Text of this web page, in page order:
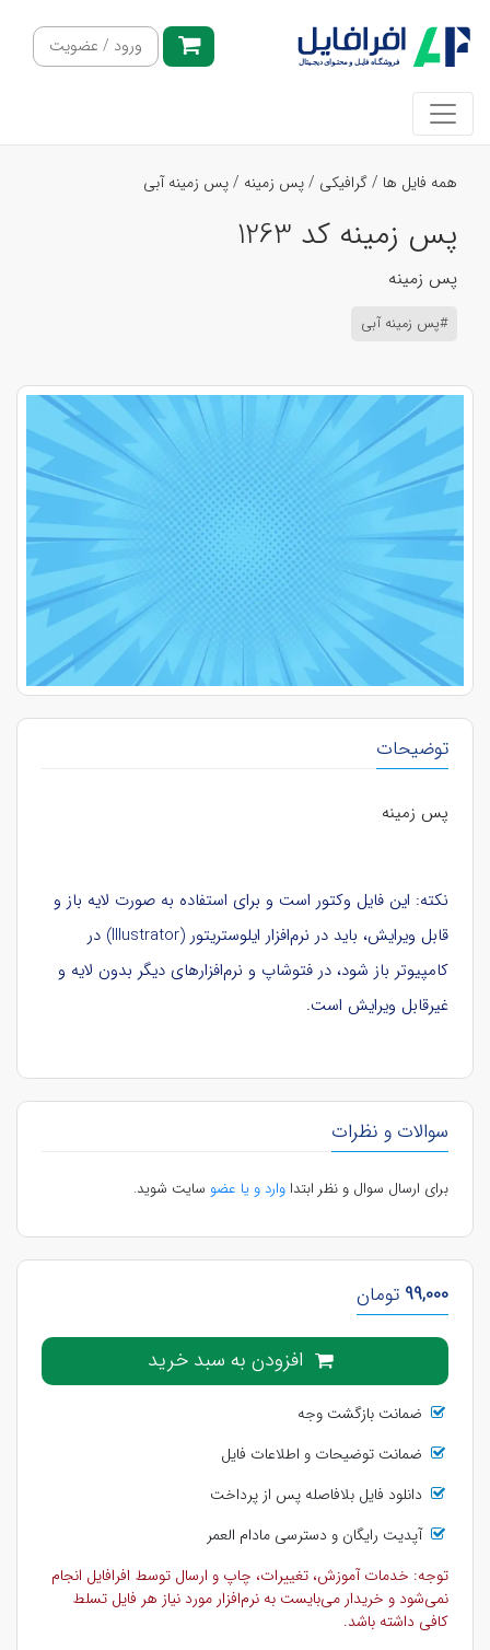
ورود / عضویت
همه فایل ها /گرافیکی /پس زمینه /پس زمینه آبی
پس زمینه کد 1263
پس زمینه
#پس زمینه آبی
توضیحات
پس زمینه
نکته: این فایل وکتور است و برای استفاده به صورت لایه باز و
قابل ویرایش، باید در نرم‌افزار ایلوستریتور (Illustrator) در
کامپیوتر باز شود، در فتوشاپ و نرم‌افزارهای دیگر بدون لایه و
غیرقابل ویرایش است.
سوالات و نظرات
برای ارسال سوال و نظر ابتداوارد و یا عضو سایت شوید.
99,000 تومان
افزودن به سبد خرید
ضمانت بازگشت وجه
ضمانت توضیحات و اطلاعات فایل
دانلود فایل بلافاصله پس از پرداخت
آپدیت رایگان و دسترسی مادام العمر
توجه: خدمات آموزش، تغییرات، چاپ و ارسال توسط افرافایل انجام
نمی‌شود و خریدار می‌بایست به نرم‌افزار مورد نیاز هر فایل تسلط
کافی داشته باشد.